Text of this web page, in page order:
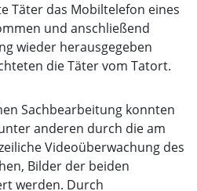
Täter das Mobiltelefon eines
und anschließend
wieder herausgegeben
die Täter vom Tatort.
Sachbearbeitung konnten
anderen durch die am
Videoüberwachung des
Bilder der beiden
werden. Durch